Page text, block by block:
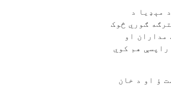
مېډيا د
ګوري څوک
او
هم کوي
ؤ او د خان